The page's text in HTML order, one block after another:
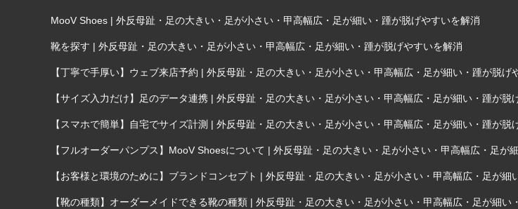
MooV Shoes | 外反母趾・足の大きい・足が小さい・甲高幅広・足が細い・踵が脱げやすいを解消
靴を探す | 外反母趾・足の大きい・足が小さい・甲高幅広・足が細い・踵が脱げやすいを解消
【丁寧で手厚い】ウェブ来店予約 | 外反母趾・足の大きい・足が小さい・甲高幅広・足が細い・踵が脱げ
【サイズ入力だけ】足のデータ連携 | 外反母趾・足の大きい・足が小さい・甲高幅広・足が細い・踵が脱
【スマホで簡単】自宅でサイズ計測 | 外反母趾・足の大きい・足が小さい・甲高幅広・足が細い・踵が脱
【フルオーダーパンプス】MooV Shoesについて | 外反母趾・足の大きい・足が小さい・甲高幅広・足が
【お客様と環境のために】ブランドコンセプト | 外反母趾・足の大きい・足が小さい・甲高幅広・足が細
【靴の種類】オーダーメイドできる靴の種類 | 外反母趾・足の大きい・足が小さい・甲高幅広・足が細い